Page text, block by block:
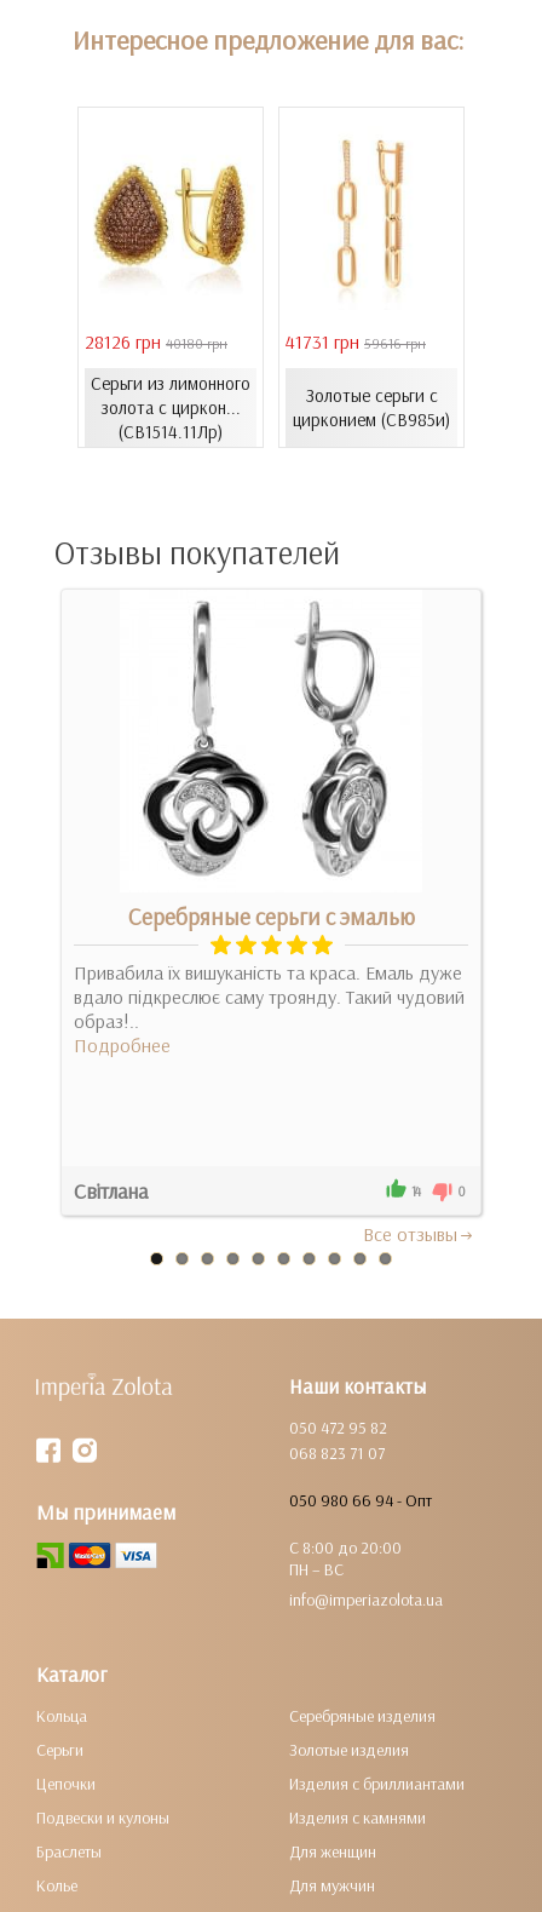
Интересное предложение для вас:
28126 грн 40180 грн
Серьги из лимонного
золота с циркон...
(СВ1514.11Лр)
41731 грн 59616 грн
Золотые серьги с
цирконием (СВ985и)
Отзывы покупателей
Серебряные серьги с эмалью
Привабила їх вишуканість та краса. Емаль дуже
вдало підкреслює саму троянду. Такий чудовий
образ!..
Подробнее
Світлана 14 0
Все отзывы
Наши контакты
050 472 95 82
068 823 71 07
050 980 66 94 - Опт
С 8:00 до 20:00
ПН – ВС
info@imperiazolota.ua
Мы принимаем
Каталог
Кольца
Серьги
Цепочки
Подвески и кулоны
Браслеты
Колье
Серебряные изделия
Золотые изделия
Изделия с бриллиантами
Изделия с камнями
Для женщин
Для мужчин